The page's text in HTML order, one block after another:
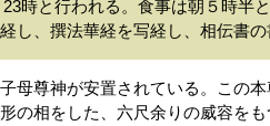
時と行われる。食事は朝５時半
、撰法華経を写経し、相伝書の
母尊神が安置されている。この
の相をした、六尺余りの威容を